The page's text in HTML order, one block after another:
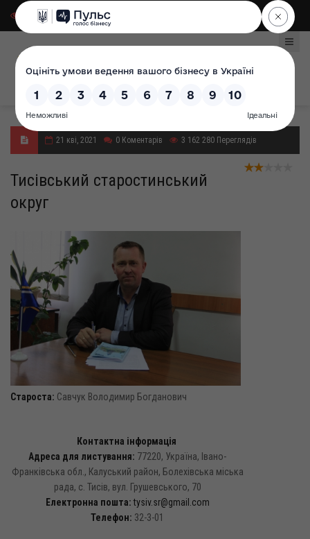
Для слабозорих|
21 кві, 2021 0 Коментарів 3 162 280 Переглядів
Тисівський старостинський
округ
Староста: Савчук Володимир Богданович
Контактна інформація
Адреса для листування: 77220, Україна, Івано-
Франківська обл., Калуський район, Болехівська міська
рада, с. Тисів, вул. Грушевського, 70
Електронна пошта:tysiv.sr@gmail.com
Телефон: 32-3-01